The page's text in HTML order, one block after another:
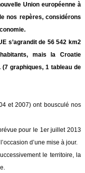
Union européenne à
nos repères, considérons
s’agrandit de 56 542 km2
mais la Croatie
(7 graphiques, 1 tableau de
et 2007) ont bousculé nos
pour le 1er juillet 2013
d’une mise à jour.
le territoire, la